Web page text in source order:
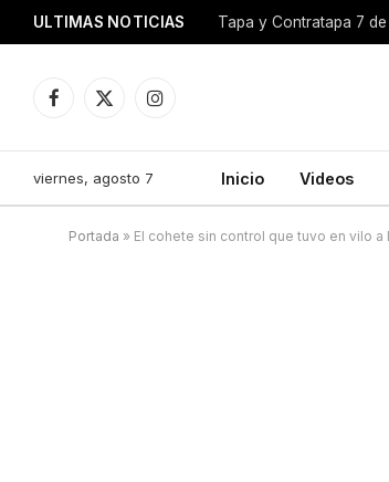
ULTIMAS NOTICIAS Tapa y Contratapa 7
Facebook
X
Instagram
viernes, agosto 7 Inicio Videos
Portada » El cohete sin control que tuvo en vilo